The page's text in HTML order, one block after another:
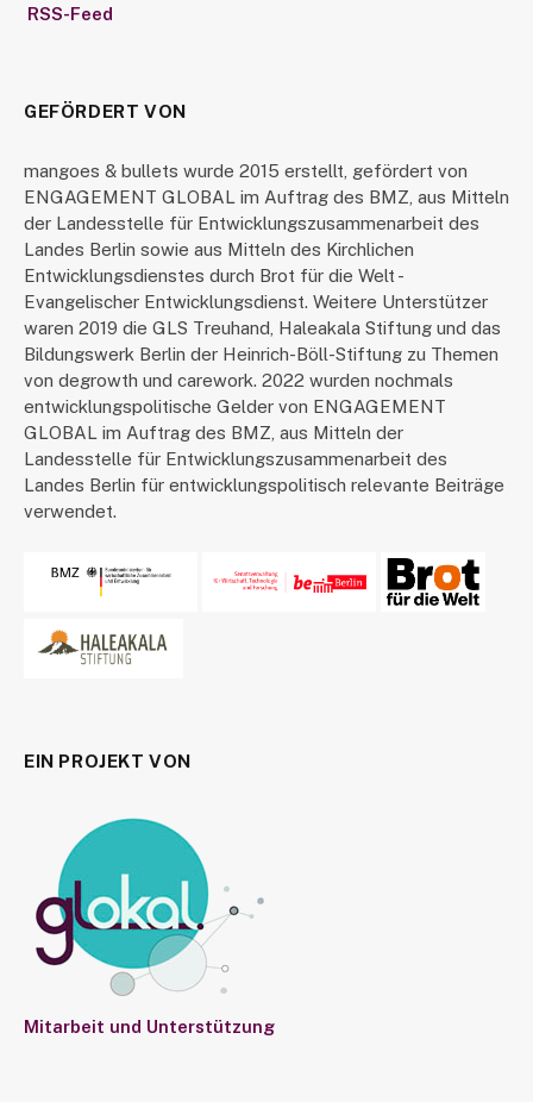
RSS-Feed
GEFÖRDERT VON
mangoes & bullets wurde 2015 erstellt, gefördert von
ENGAGEMENT GLOBAL im Auftrag des BMZ, aus Mitteln
der Landesstelle für Entwicklungszusammenarbeit des
Landes Berlin sowie aus Mitteln des Kirchlichen
Entwicklungsdienstes durch Brot für die Welt -
Evangelischer Entwicklungsdienst. Weitere Unterstützer
waren 2019 die GLS Treuhand, Haleakala Stiftung und das
Bildungswerk Berlin der Heinrich-Böll-Stiftung zu Themen
von degrowth und carework. 2022 wurden nochmals
entwicklungspolitische Gelder von ENGAGEMENT
GLOBAL im Auftrag des BMZ, aus Mitteln der
Landesstelle für Entwicklungszusammenarbeit des
Landes Berlin für entwicklungspolitisch relevante Beiträge
verwendet.
EIN PROJEKT VON
Mitarbeit und Unterstützung